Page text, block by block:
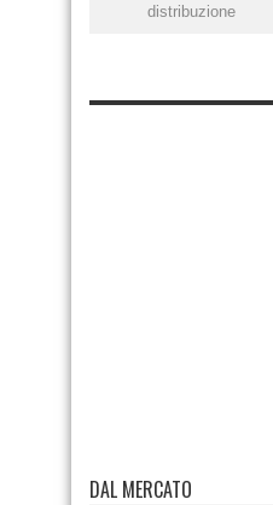
distribuzione
DAL MERCATO